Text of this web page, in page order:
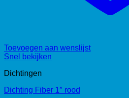
Toevoegen aan wenslijst
Snel bekijken
Dichtingen
Dichting Fiber 1″ rood